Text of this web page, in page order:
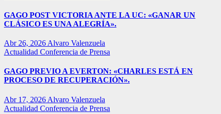
GAGO POST VICTORIA ANTE LA UC: «GANAR UN
CLÁSICO ES UNA ALEGRÍA».
Abr 26, 2026 Alvaro Valenzuela
Actualidad Conferencia de Prensa
GAGO PREVIO A EVERTON: «CHARLES ESTÁ EN
PROCESO DE RECUPERACIÓN».
Abr 17, 2026 Alvaro Valenzuela
Actualidad Conferencia de Prensa